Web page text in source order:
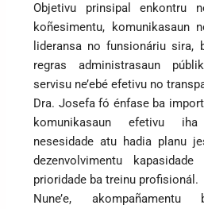
Objetivu prinsipal enkontru
koñesimentu, komunikasaun
lideransa no funsionáriu sira,
regras administrasaun
servisu ne’ebé efetivu no
Dra. Josefa fó énfase ba
komunikasaun efetivu
nesesidade atu hadia planu
dezenvolvimentu
prioridade ba treinu profisionál.
Nune’e, akompañamentu